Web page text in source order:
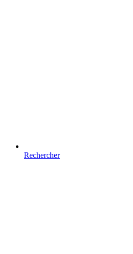
Rechercher